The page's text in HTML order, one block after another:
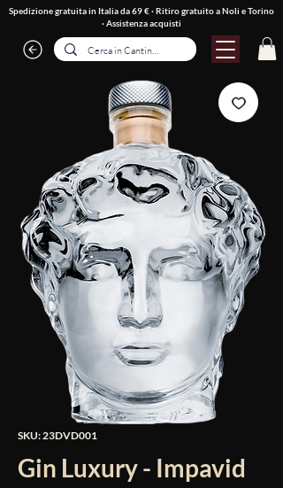
Spedizione gratuita in Italia da 69 € · Ritiro gratuito a Noli e Torino
·Assistenza acquisti
SKU: 23DVD001
Gin Luxury - Impavid